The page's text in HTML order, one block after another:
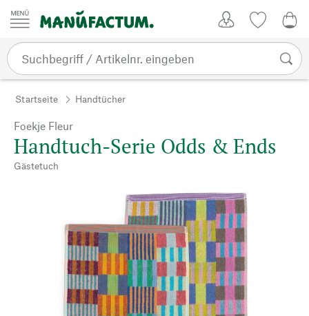
Zum Inhalt springen
Startseite Handtücher
Foekje Fleur
Handtuch-Serie Odds & Ends
Gästetuch